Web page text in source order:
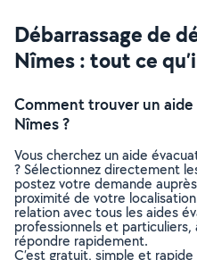
Débarrassage de
Nîmes : tout ce
Comment trouver un
Nîmes ?
Vous cherchez un aide
? Sélectionnez directement
postez votre demande
proximité de votre
relation avec tous les aides
professionnels et
répondre rapidement.
C’est gratuit, simple et